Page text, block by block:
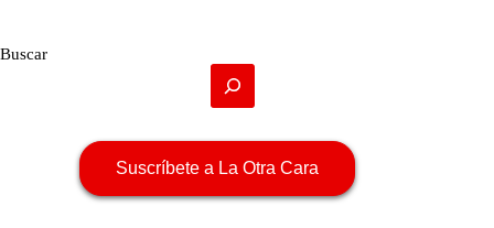
Buscar
Suscríbete a La Otra Cara